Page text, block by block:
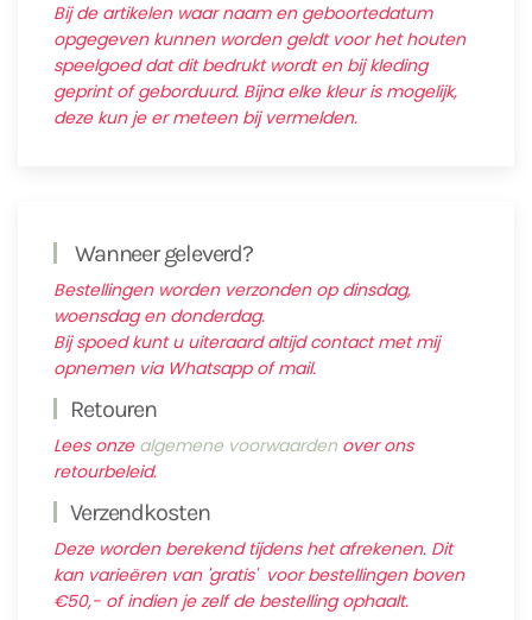
Bij de artikelen waar naam en geboortedatum
opgegeven kunnen worden geldt voor het houten
speelgoed dat dit bedrukt wordt en bij kleding
geprint of geborduurd. Bijna elke kleur is mogelijk,
deze kun je er meteen bij vermelden.
Wanneer geleverd?
Bestellingen worden verzonden op dinsdag,
woensdag en donderdag.
Bij spoed kunt u uiteraard altijd contact met mij
opnemen via Whatsapp of mail.
Retouren
Lees onze algemene voorwaarden over ons
retourbeleid.
Verzendkosten
Deze worden berekend tijdens het afrekenen. Dit
kan varieëren van 'gratis' voor bestellingen boven
€50,- of indien je zelf de bestelling ophaalt.